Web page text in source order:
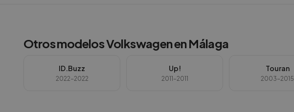
Otros modelosVolkswagenenMálaga
ID.Buzz
2022-2022
Up!
2011-2011
Touran
2003-2015